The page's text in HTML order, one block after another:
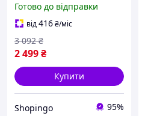
Shopingo
Готово до відправки
від416₴/міс
2 499₴
3 092 ₴
Купити
Shopingo 95%